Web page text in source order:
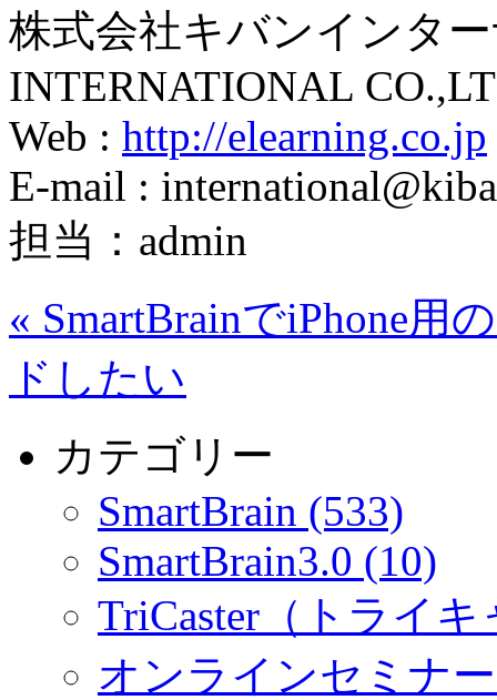
株式会社キバンインタ
INTERNATIONAL
Web : http://elearning.co.jp
E-mail :
担当：admin
« SmartBrainでiPhone用
ドしたい
カテゴリー
SmartBrain (533)
SmartBrain3.0 (10)
TriCaster（トライ
オンラインセミナ